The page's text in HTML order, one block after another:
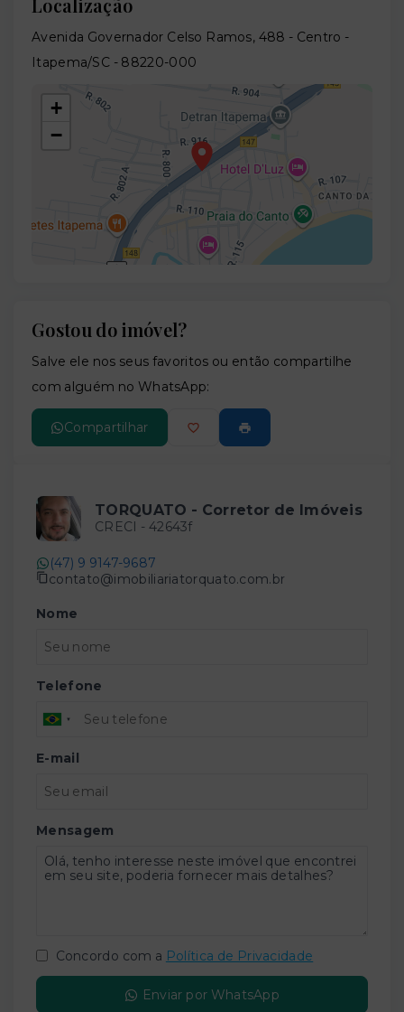
Localização
Avenida Governador Celso Ramos, 488 - Centro -
Itapema/SC - 88220-000
+
−
Gostou do imóvel?
Salve ele nos seus favoritos ou então compartilhe
com alguém no WhatsApp:
Compartilhar
TORQUATO - Corretor de Imóveis
CRECI - 42643f
(47) 9 9147-9687
contato@imobiliariatorquato.com.br
Nome
Telefone
E-mail
Mensagem
Concordo com a Política de Privacidade
Enviar por WhatsApp